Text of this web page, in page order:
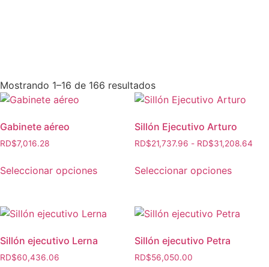
Mostrando 1–16 de 166 resultados
Gabinete aéreo
RD$7,016.28
Seleccionar opciones
Sillón Ejecutivo Arturo
RD$21,737.96 - RD$31,208.64
Seleccionar opciones
Sillón ejecutivo Lerna
RD$60,436.06
Sillón ejecutivo Petra
RD$56,050.00